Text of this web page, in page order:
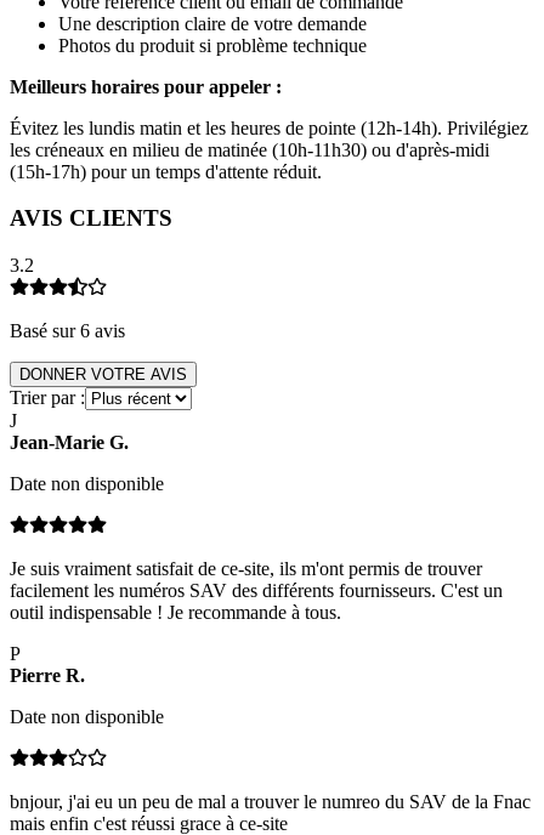
Une description claire de votre demande
Photos du produit si problème technique
Meilleurs horaires pour appeler :
Évitez les lundis matin et les heures de pointe (12h-14h). Privilégiez
les créneaux en milieu de matinée (10h-11h30) ou d'après-midi
(15h-17h) pour un temps d'attente réduit.
AVIS CLIENTS
3.2
Basé sur6 avis
DONNER VOTRE AVIS
Trier par :
J
Jean-Marie G.
Date non disponible
Je suis vraiment satisfait de ce-site, ils m'ont permis de trouver
facilement les numéros SAV des différents fournisseurs. C'est un
outil indispensable ! Je recommande à tous.
P
Pierre R.
Date non disponible
bnjour, j'ai eu un peu de mal a trouver le numreo du SAV de la Fnac
mais enfin c'est réussi grace à ce-site